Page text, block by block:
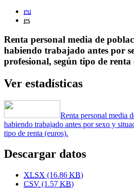
eu
es
Renta personal media de
habiendo trabajado antes por
profesional, según tipo de renta
Ver estadísticas
Renta personal media
habiendo trabajado antes por sexo y
tipo de renta (euros).
Descargar datos
XLSX (16.86 KB)
CSV (1.57 KB)